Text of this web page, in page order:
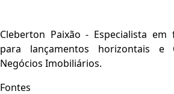
Cleberton Paixão - Especialista
para lançamentos horizontais e
Negócios Imobiliários.
Fontes